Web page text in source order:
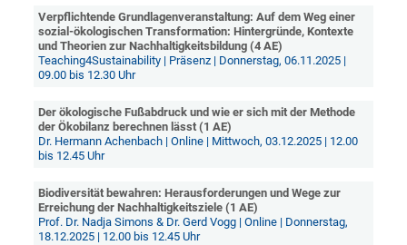
Verpflichtende Grundlagenveranstaltung: Auf dem Weg einer
sozial-ökologischen Transformation: Hintergründe, Kontexte
und Theorien zur Nachhaltigkeitsbildung (4 AE)
Teaching4Sustainability | Präsenz | Donnerstag, 06.11.2025 |
09.00 bis 12.30 Uhr
Der ökologische Fußabdruck und wie er sich mit der Methode
der Ökobilanz berechnen lässt (1 AE)
Dr. Hermann Achenbach | Online | Mittwoch, 03.12.2025 | 12.00
bis 12.45 Uhr
Biodiversität bewahren: Herausforderungen und Wege zur
Erreichung der Nachhaltigkeitsziele (1 AE)
Prof. Dr. Nadja Simons & Dr. Gerd Vogg | Online | Donnerstag,
18.12.2025 | 12.00 bis 12.45 Uhr